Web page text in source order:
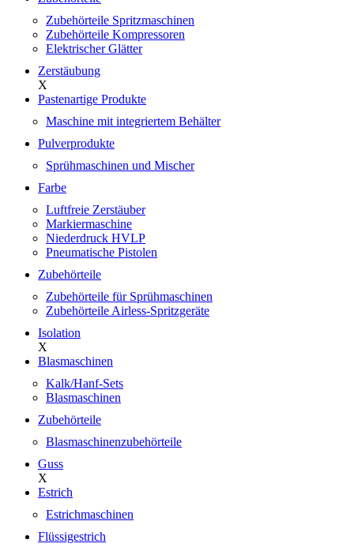
Zubehörteile Spritzmaschinen
Zubehörteile Kompressoren
Elektrischer Glätter
Zerstäubung
X
Pastenartige Produkte
Maschine mit integriertem Behälter
Pulverprodukte
Sprühmaschinen und Mischer
Farbe
Luftfreie Zerstäuber
Markiermaschine
Niederdruck HVLP
Pneumatische Pistolen
Zubehörteile
Zubehörteile für Sprühmaschinen
Zubehörteile Airless-Spritzgeräte
Isolation
X
Blasmaschinen
Kalk/Hanf-Sets
Blasmaschinen
Zubehörteile
Blasmaschinenzubehörteile
Guss
X
Estrich
Estrichmaschinen
Flüssigestrich